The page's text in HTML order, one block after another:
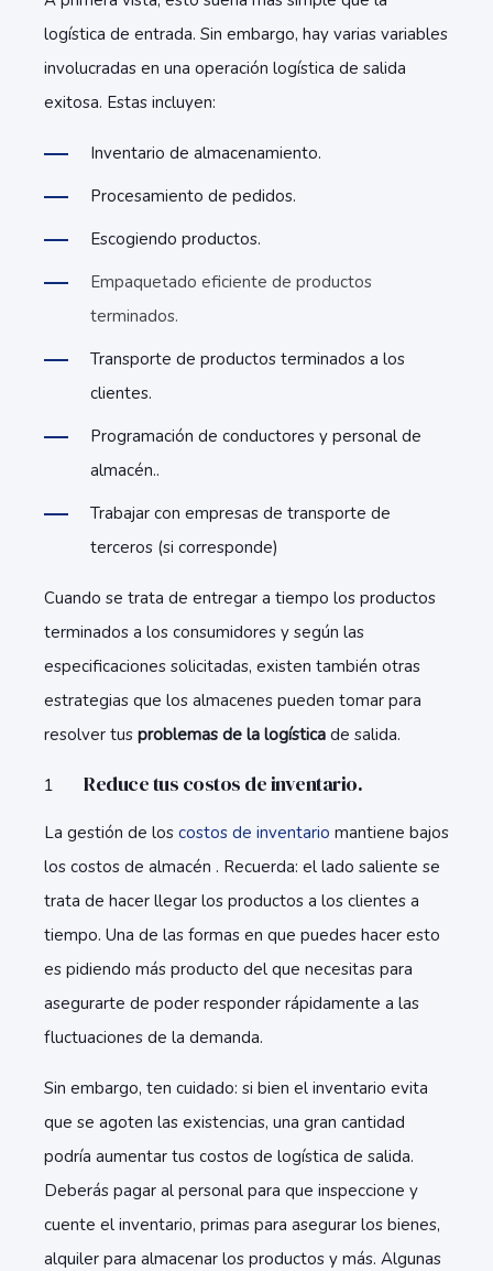
logística de entrada. Sin embargo, hay varias variables
involucradas en una operación logística de salida
exitosa. Estas incluyen:
Inventario de almacenamiento.
Procesamiento de pedidos.
Escogiendo productos.
Empaquetado eficiente de productos
terminados.
Transporte de productos terminados a los
clientes.
Programación de conductores y personal de
almacén..
Trabajar con empresas de transporte de
terceros (si corresponde)
Cuando se trata de entregar a tiempo los productos
terminados a los consumidores y según las
especificaciones solicitadas, existen también otras
estrategias que los almacenes pueden tomar para
resolver tus problemas de la logística de salida.
Reduce tus costos de inventario.
La gestión de los costos de inventario mantiene bajos
los costos de almacén . Recuerda: el lado saliente se
trata de hacer llegar los productos a los clientes a
tiempo. Una de las formas en que puedes hacer esto
es pidiendo más producto del que necesitas para
asegurarte de poder responder rápidamente a las
fluctuaciones de la demanda.
Sin embargo, ten cuidado: si bien el inventario evita
que se agoten las existencias, una gran cantidad
podría aumentar tus costos de logística de salida.
Deberás pagar al personal para que inspeccione y
cuente el inventario, primas para asegurar los bienes,
alquiler para almacenar los productos y más. Algunas